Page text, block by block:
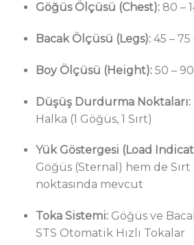
Göğüs Ölçüsü (Chest):80 –
Bacak Ölçüsü (Legs):45 – 75
Boy Ölçüsü (Height):50 –
Düşüş Durdurma Noktaları:
Halka (1 Göğüs, 1 Sırt)
Yük Göstergesi (Load
Göğüs (Sternal) hem de Sırt
noktasında mevcut
Toka Sistemi:Göğüs ve
STS Otomatik Hızlı Tokalar